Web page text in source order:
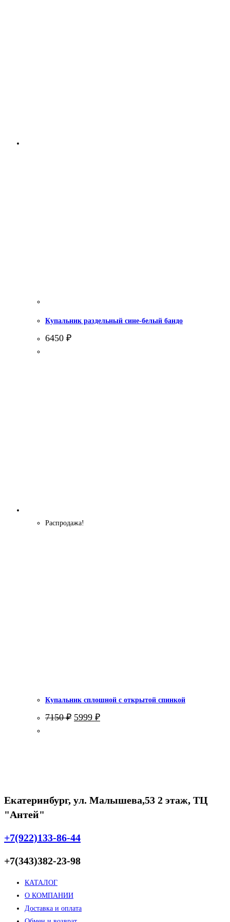
Купальник раздельный сине-белый бандо
6450 ₽
Распродажа!
Купальник сплошной с открытой спинкой
7150₽ Первоначальная
цена
5999 ₽Текущая
цена:
Екатеринбург, ул. Малышева,53 2 этаж, ТЦ
"Антей"
+7(922)133-86-44
+7(343)382-23-98
КАТАЛОГ
О КОМПАНИИ
Доставка и оплата